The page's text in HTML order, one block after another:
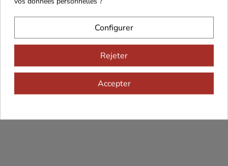
Configurer
Rejeter
Accepter